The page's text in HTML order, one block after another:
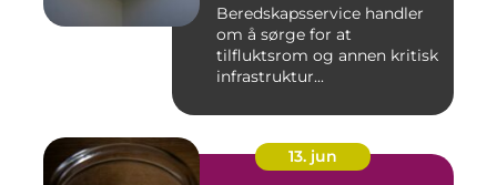
Beredskapsservice handler
om å sørge for at
tilfluktsrom og annen kritisk
infrastruktur...
13. jun